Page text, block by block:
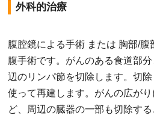
外科的治療
腹腔鏡による手術 または 胸部/腹
腹手術です。がんのある食道部
辺のリンパ節を切除します。切
使って再建します。がんの広が
ど、周辺の臓器の一部も切除する